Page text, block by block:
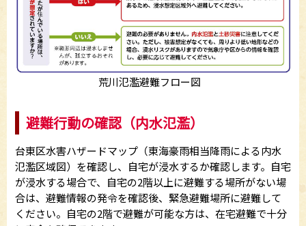
荒川氾濫避難フロー図
避難行動の確認（内水氾濫）
台東区水害ハザードマップ（東海豪雨相当降雨による内水
氾濫区域図）を確認し、自宅が浸水するか確認します。自宅
が浸水する場合で、自宅の2階以上に避難する場所がない場
合は、避難情報の発令を確認後、緊急避難場所に避難して
ください。自宅の2階で避難が可能な方は、在宅避難で十分